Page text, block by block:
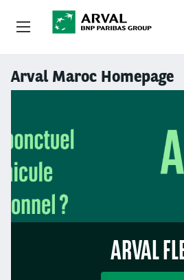
Aller au contenu principal
Arval Maroc Homepage
ARVAL
Professionnels
Partenaires
Qui Sommes-Nous ?
Services Au Conducteur